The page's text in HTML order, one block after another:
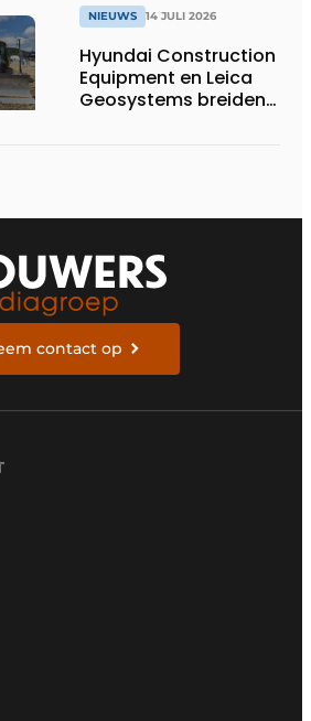
voor één landelijke
kwaliteitsregeling
voor straatwerk
NIEUWS 14 JULI 2026
Hyundai Construction
Equipment en Leica
Geosystems breiden
contact op